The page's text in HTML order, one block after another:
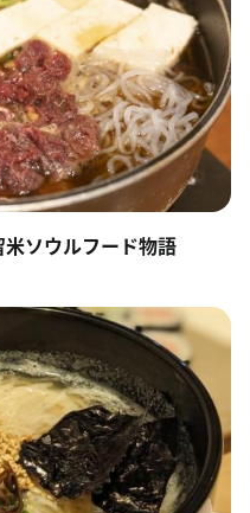
ソウルフード物語